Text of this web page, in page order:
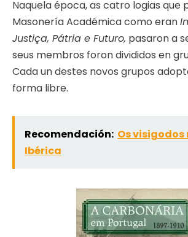
Naquela época, as catro logias que
Masonería Académica como eran
Justiça, Pátria e Futuro, pasaron a
seus membros foron divididos en
Cada un destes novos grupos
forma libre.
Recomendación: Os visigodos
Ibérica